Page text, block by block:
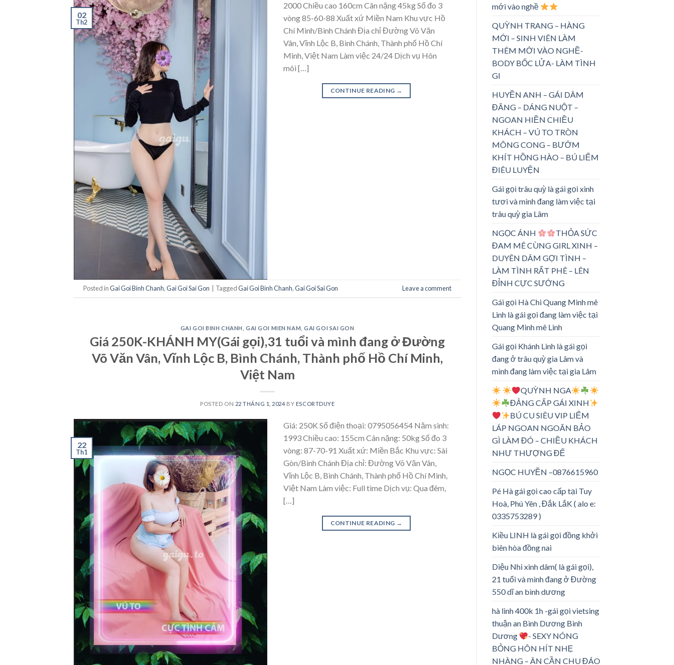
02
Th2
2000 Chiều cao 160cm Cân nặng 45kg Số đo 3
vòng 85-60-88 Xuất xứ Miền Nam Khu vực Hồ
Chí Minh/Bình Chánh Địa chỉ Đường Võ Văn
Vân, Vĩnh Lộc B, Bình Chánh, Thành phố Hồ Chí
Minh, Việt Nam Làm việc 24/24 Dịch vụ Hôn
môi […]
CONTINUE READING →
Posted inGai Goi Binh Chanh,Gai Goi Sai Gon TaggedGai Goi Binh Chanh,Gai Goi Sai Gon Leave a comment
GAI GOI BINH CHANH ,GAI GOI MIEN NAM ,GAI GOI SAI GON
Giá 250K-KHÁNH MY(Gái gọi),31 tuổi và mình đang ở Đường
Võ Văn Vân, Vĩnh Lộc B, Bình Chánh, Thành phố Hồ Chí Minh,
Việt Nam
POSTED ON 22 THÁNG 1, 2024 BY ESCORTDUYE
22
Th1
Giá: 250K Số điện thoại: 0795056454 Năm sinh:
1993 Chiều cao: 155cm Cân nặng: 50kg Số đo 3
vòng: 87-70-91 Xuất xứ: Miền Bắc Khu vực: Sài
Gòn/Bình Chánh Địa chỉ: Đường Võ Văn Vân,
Vĩnh Lộc B, Bình Chánh, Thành phố Hồ Chí Minh,
Việt Nam Làm việc: Full time Dịch vụ: Qua đêm,
[…]
CONTINUE READING →
mới vào nghề
QUỲNH TRANG – HÀNG
MỚI – SINH VIÊN LÀM
THÊM MỚI VÀO NGHỀ-
BODY BỐC LỬA- LÀM TÌNH
GI
HUYỀN ANH – GÁI DÂM
ĐÃNG – DÁNG NUỘT –
NGOAN HIỀN CHIỀU
KHÁCH – VÚ TO TRÒN
MÔNG CONG – BƯỚM
KHÍT HỒNG HÀO – BÚ LIẾM
ĐIÊU LUYỆN
Gái gọi trâu quỳ là gái gọi xinh
tươi và mình đang làm việc tại
trâu quỳ gia Lâm
NGỌC ÁNH
THỎA SỨC
ĐAM MÊ CÙNG GIRL XINH –
DUYÊN DÂM GỢI TÌNH –
LÀM TÌNH RẤT PHÊ – LÊN
ĐỈNH CỰC SƯỚNG
Gái gọi Hà Chi Quang Minh mê
Linh là gái gọi đang làm việc tại
Quang Minh mê Linh
Gái gọi Khánh Linh là gái gọi
đang ở trâu quỳ gia Lâm và
mình đang làm việc tại gia Lâm
QUỲNH NGA
ĐẲNG CẤP GÁI XINH
BÚ CU SIÊU VIP LIẾM
LÁP NGOAN NGOÃN BẢO
GÌ LÀM ĐÓ – CHIỀU KHÁCH
NHƯ THƯỢNG ĐẾ
NGỌC HUYỀN –0876615960
Pé Hà gái gọi cao cấp tại Tuy
Hoà, Phú Yên , Đắk LắK ( alo e:
0335753289 )
Kiều LINH là gái gọi đồng khởi
biên hòa đồng nai
Diệu Nhi xinh dâm( là gái gọi),
21 tuổi và mình đang ở Đường
550 dĩ an bình dương
hà linh 400k 1h -gái gọi vietsing
thuận an Bình Dương Bình
Dương
- SEXY NÓNG
BỎNG HÔN HÍT NHẸ
NHÀNG – ÂN CẦN CHU ĐÁO